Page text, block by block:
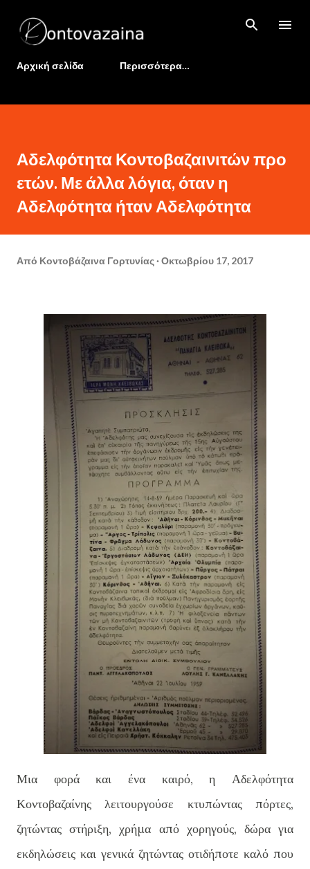
Αρχική σελίδα Περισσότερα…
Αδελφότητα Κοντοβαζαινιτών προ
ετών. Με άλλα λόγια, όταν η
Αδελφότητα ήταν Αδελφότητα
Από Κοντοβάζαινα Γορτυνίας Οκτωβρίου 17, 2017
Μια φορά και ένα καιρό, η Αδελφότητα
Κοντοβαζαίνης λειτουργούσε κτυπώντας πόρτες,
ζητώντας στήριξη, χρήμα από χορηγούς, δώρα για
εκδηλώσεις και γενικά ζητώντας οτιδήποτε καλό που